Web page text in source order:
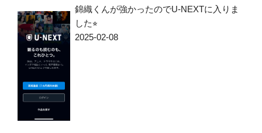
錦織くんが強かったのでU-NEXTに入りま
した⭐︎
2025-02-08